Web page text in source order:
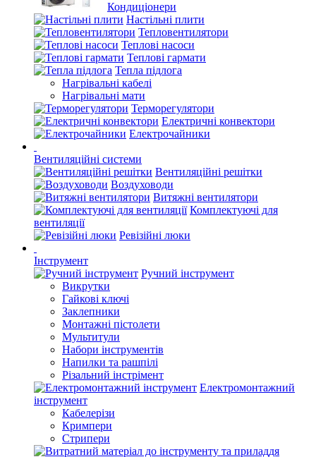
Кондиціонери
Настільні плити
Тепловентилятори
Теплові насоси
Теплові гармати
Тепла підлога
Нагрівальні кабелі
Нагрівальні мати
Терморегулятори
Електричні конвектори
Електрочайники
Вентиляційні системи
Вентиляційні решітки
Воздуховоди
Витяжні вентилятори
Комплектуючі для
вентиляції
Ревізійні люки
Інструмент
Ручний інструмент
Викрутки
Гайкові ключі
Заклепники
Монтажні пістолети
Мультитули
Набори інструментів
Напилки та рашпілі
Різальний інстрімент
Електромонтажний
інструмент
Кабелерізи
Кримпери
Стрипери